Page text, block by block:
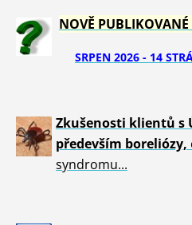
NOVĚ
SRPEN 2026 - 14
Zkušenosti klientů s
především boreliózy,
syndromu...